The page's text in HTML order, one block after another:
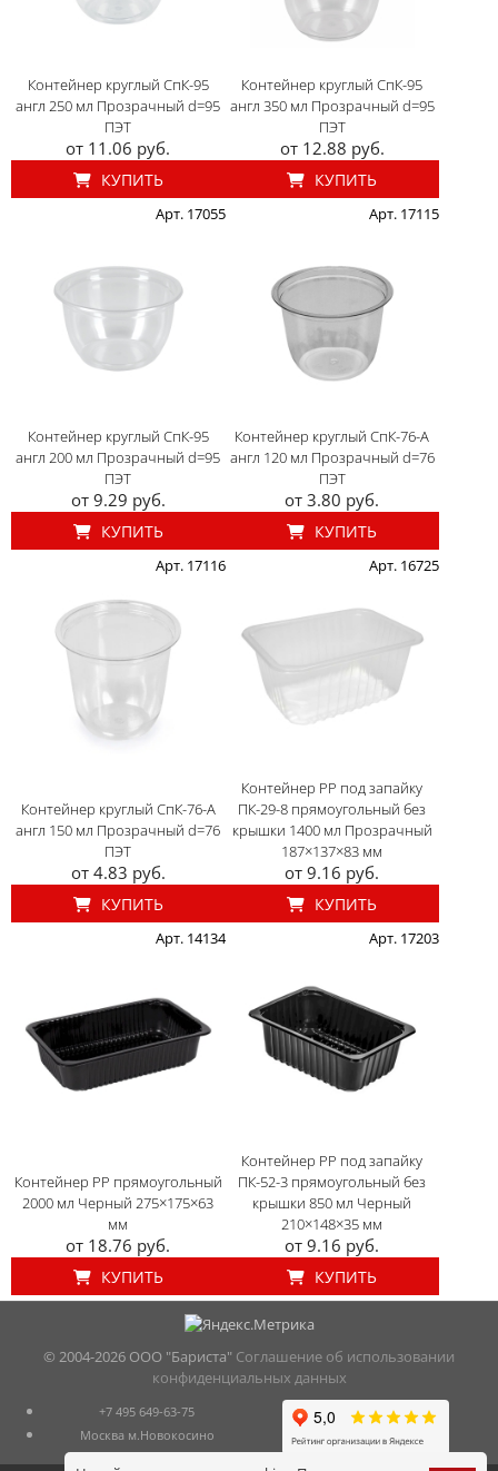
Контейнер круглый СпК-95
англ 250 мл Прозрачный d=95
ПЭТ
от 11.06 руб.
КУПИТЬ
Контейнер круглый СпК-95
англ 350 мл Прозрачный d=95
ПЭТ
от 12.88 руб.
КУПИТЬ
Арт. 17055
Контейнер круглый СпК-95
англ 200 мл Прозрачный d=95
ПЭТ
от 9.29 руб.
КУПИТЬ
Арт. 17115
Контейнер круглый СпК-76-А
англ 120 мл Прозрачный d=76
ПЭТ
от 3.80 руб.
КУПИТЬ
Арт. 17116
Контейнер круглый СпК-76-А
англ 150 мл Прозрачный d=76
ПЭТ
от 4.83 руб.
КУПИТЬ
Арт. 16725
Контейнер PP под запайку
ПК-29-8 прямоугольный без
крышки 1400 мл Прозрачный
187×137×83 мм
от 9.16 руб.
КУПИТЬ
Арт. 14134
Контейнер PP прямоугольный
2000 мл Черный 275×175×63
мм
от 18.76 руб.
КУПИТЬ
Арт. 17203
Контейнер PP под запайку
ПК-52-3 прямоугольный без
крышки 850 мл Черный
210×148×35 мм
от 9.16 руб.
КУПИТЬ
© 2004-2026 ООО "Бариста" Соглашение об использовании
конфиденциальных данных
+7 495 649-63-75
Москва м.Новокосино